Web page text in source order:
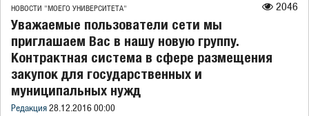
НОВОСТИ "МОЕГО УНИВЕРСИТЕТА" 2046
Уважаемые пользователи сети мы
приглашаем Вас в нашу новую группу.
Контрактная система в сфере размещения
закупок для государственных и
муниципальных нужд
Редакция 28.12.2016 00:00